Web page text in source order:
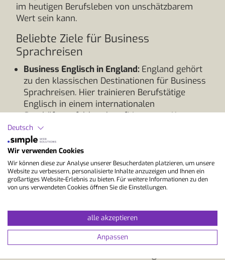
im heutigen Berufsleben von unschätzbarem
Wert sein kann.
Beliebte Ziele für Business
Sprachreisen
Business Englisch in England: England gehört
zu den klassischen Destinationen für Business
Sprachreisen. Hier trainieren Berufstätige
Englisch in einem internationalen
Geschäftsumfeld und profitieren von Kursen
zu Themen wie Meetings, Verhandlungen,
Präsentationen oder Geschäftskorrespondenz.
Städte wie London, Cambridge oder Brighton
bieten zudem ein internationales Netzwerk
und zahlreiche Möglichkeiten, Englisch auch
außerhalb des Unterrichts anzuwenden. Zu
Sprachschulen zählen dieLondon School of
oder dasEnglish Language Centre in
Brighton.
Business Englisch in Irland:Irland ist
Deutsch
Wir verwenden Cookies
Wir können diese zur Analyse unserer Besucherdaten platzieren, um unsere
Website zu verbessern, personalisierte Inhalte anzuzeigen und Ihnen ein
großartiges Website-Erlebnis zu bieten. Für weitere Informationen zu den
von uns verwendeten Cookies öffnen Sie die Einstellungen.
alle akzeptieren
Anpassen